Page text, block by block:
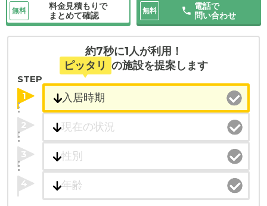
無料
料金見積もりで
まとめて確認
無料
電話で
問い合わせ
約7秒に1人が利用！
ピッタリ の施設を提案します
STEP
1
2
3
4